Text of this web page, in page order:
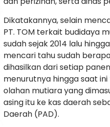
Dikatakannya, selain
PT. TOM terkait budidaya
sudah sejak 2014 lalu
mencari tahu sudah
dihasilkan dari setiap
menurutnya hingga saat
olahan mutiara yang
asing itu ke kas daerah
Daerah (PAD).